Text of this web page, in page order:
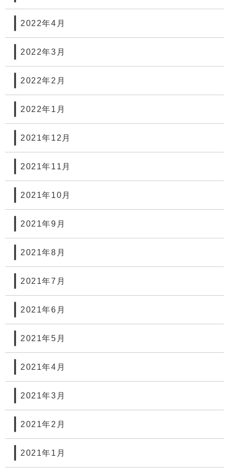
2022年4月
2022年3月
2022年2月
2022年1月
2021年12月
2021年11月
2021年10月
2021年9月
2021年8月
2021年7月
2021年6月
2021年5月
2021年4月
2021年3月
2021年2月
2021年1月